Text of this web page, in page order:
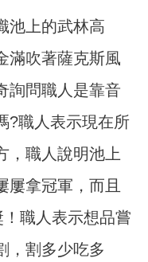
池上的武林高
滿吹著薩克斯風
詢問職人是靠音
?職人表示現在所
，職人說明池上
屢拿冠軍，而且
職人表示想品嘗
，割多少吃多